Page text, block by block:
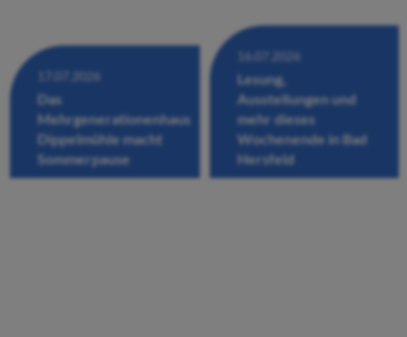
17.07.2026
Das
Mehrgenerationenhaus
Dippelmühle macht
Sommerpause
16.07.2026
Lesung,
Ausstellungen und
mehr dieses
Wochenende in Bad
Hersfeld